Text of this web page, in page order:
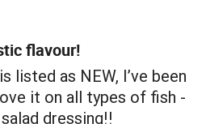
flavour!
listed as NEW, I’ve been
it on all types of fish -
dressing!!